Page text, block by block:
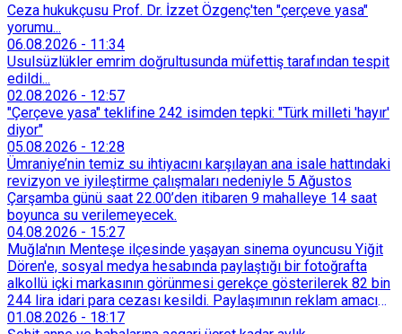
Ceza hukukçusu Prof. Dr. İzzet Özgenç'ten "çerçeve yasa"
yorumu...
06.08.2026 - 11:34
Usulsüzlükler emrim doğrultusunda müfettiş tarafından tespit
edildi...
02.08.2026 - 12:57
"Çerçeve yasa" teklifine 242 isimden tepki: "Türk milleti 'hayır'
diyor"
05.08.2026 - 12:28
Ümraniye’nin temiz su ihtiyacını karşılayan ana isale hattındaki
revizyon ve iyileştirme çalışmaları nedeniyle 5 Ağustos
Çarşamba günü saat 22.00’den itibaren 9 mahalleye 14 saat
boyunca su verilemeyecek.
04.08.2026 - 15:27
Muğla'nın Menteşe ilçesinde yaşayan sinema oyuncusu Yiğit
Dören'e, sosyal medya hesabında paylaştığı bir fotoğrafta
alkollü içki markasının görünmesi gerekçe gösterilerek 82 bin
244 lira idari para cezası kesildi. Paylaşımının reklam amacı
taşımadığını savunan Dören, cezanın iptali için yargıya
01.08.2026 - 18:17